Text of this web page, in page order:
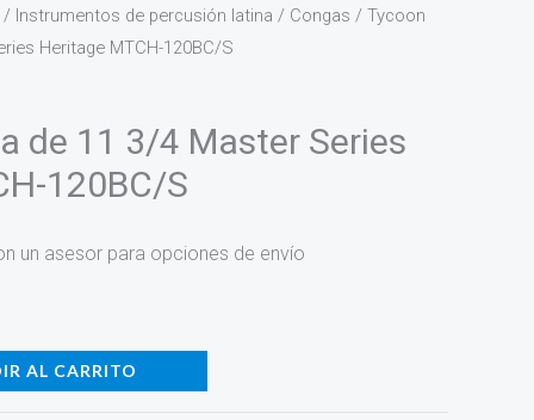
/ Instrumentos de percusión latina / Congas / Tycoon
Heritage MTCH-120BC/S
de 11 3/4 Master Series
120BC/S
un asesor para opciones de envío
AL CARRITO